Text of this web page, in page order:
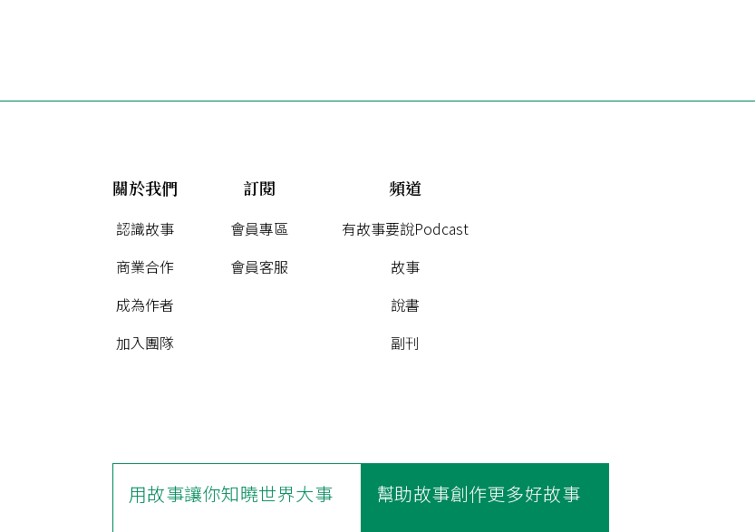
關於我們
認識故事
商業合作
成為作者
加入團隊
訂閱
會員專區
會員客服
頻道
有故事要說Podcast
故事
說書
副刊
用故事讓你知曉世界大事 幫助故事創作更多好故事